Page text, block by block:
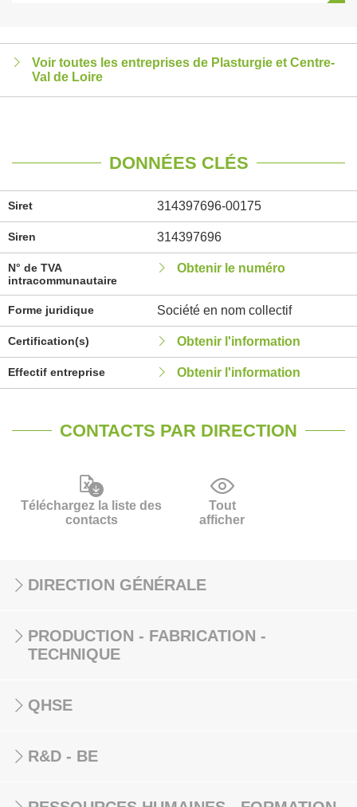
Voir toutes les entreprises de Plasturgie et Centre-
Val de Loire
DONNÉES CLÉS
Siret 314397696-00175
Siren 314397696
N° de TVA
intracommunautaire
Obtenir le numéro
Forme juridique Société en nom collectif
Certification(s) Obtenir l'information
Effectif entreprise Obtenir l'information
CONTACTS PAR DIRECTION
Téléchargez la liste des
contacts
Tout
afficher
DIRECTION GÉNÉRALE
PRODUCTION - FABRICATION -
TECHNIQUE
QHSE
R&D - BE